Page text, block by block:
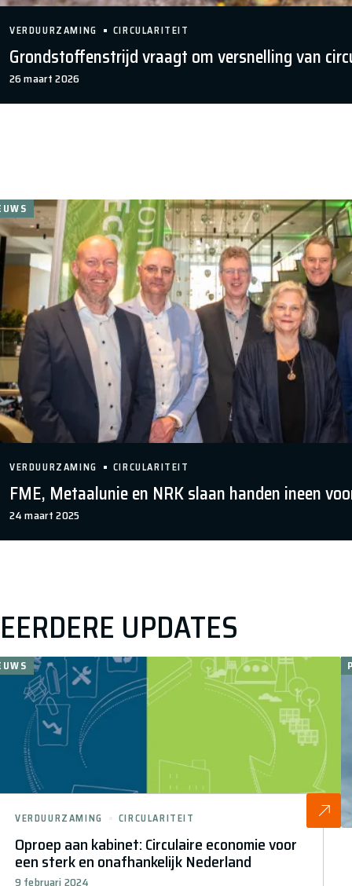
Grondstoffenstrijd vraagt om versnelling van
26 maart 2026
VERDUURZAMING CIRCULARITEIT
FME, Metaalunie en NRK slaan handen ineen
24 maart 2025
VERDUURZAMING CIRCULARITEIT
EERDERE UPDATES
Oproep aan kabinet: Circulaire economie voor
een sterk en onafhankelijk Nederland
9 februari 2024
VERDUURZAMING CIRCULARITEIT